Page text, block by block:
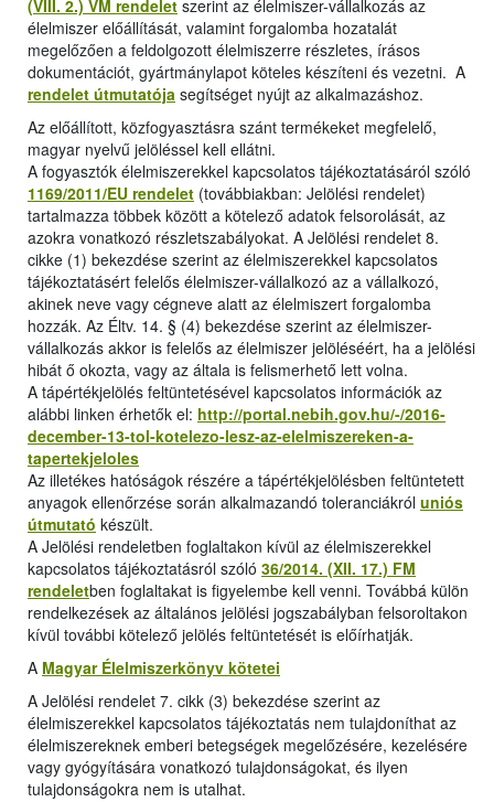
(VIII. 2.) VM rendelet szerint az élelmiszer-vállalkozás az
élelmiszer előállítását, valamint forgalomba hozatalát
megelőzően a feldolgozott élelmiszerre részletes, írásos
dokumentációt, gyártmánylapot köteles készíteni és vezetni. A
rendelet útmutatója segítséget nyújt az alkalmazáshoz.
Az előállított, közfogyasztásra szánt termékeket megfelelő,
magyar nyelvű jelöléssel kell ellátni.
A fogyasztók élelmiszerekkel kapcsolatos tájékoztatásáról szóló
1169/2011/EU rendelet (továbbiakban: Jelölési rendelet)
tartalmazza többek között a kötelező adatok felsorolását, az
azokra vonatkozó részletszabályokat. A Jelölési rendelet 8.
cikke (1) bekezdése szerint az élelmiszerekkel kapcsolatos
tájékoztatásért felelős élelmiszer-vállalkozó az a vállalkozó,
akinek neve vagy cégneve alatt az élelmiszert forgalomba
hozzák. Az Éltv. 14. § (4) bekezdése szerint az élelmiszer-
vállalkozás akkor is felelős az élelmiszer jelöléséért, ha a jelölési
hibát ő okozta, vagy az általa is felismerhető lett volna.
A tápértékjelölés feltüntetésével kapcsolatos információk az
alábbi linken érhetők el: http://portal.nebih.gov.hu/-/2016-
december-13-tol-kotelezo-lesz-az-elelmiszereken-a-
tapertekjeloles
Az illetékes hatóságok részére a tápértékjelölésben feltüntetett
anyagok ellenőrzése során alkalmazandó toleranciákról uniós
útmutató készült.
A Jelölési rendeletben foglaltakon kívül az élelmiszerekkel
kapcsolatos tájékoztatásról szóló 36/2014. (XII. 17.) FM
rendeletben foglaltakat is figyelembe kell venni. Továbbá külön
rendelkezések az általános jelölési jogszabályban felsoroltakon
kívül további kötelező jelölés feltüntetését is előírhatják.
A Magyar Élelmiszerkönyv kötetei
A Jelölési rendelet 7. cikk (3) bekezdése szerint az
élelmiszerekkel kapcsolatos tájékoztatás nem tulajdoníthat az
élelmiszereknek emberi betegségek megelőzésére, kezelésére
vagy gyógyítására vonatkozó tulajdonságokat, és ilyen
tulajdonságokra nem is utalhat.